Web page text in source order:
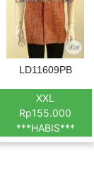
LD11609PB
XXL
Rp155.000
***HABIS***